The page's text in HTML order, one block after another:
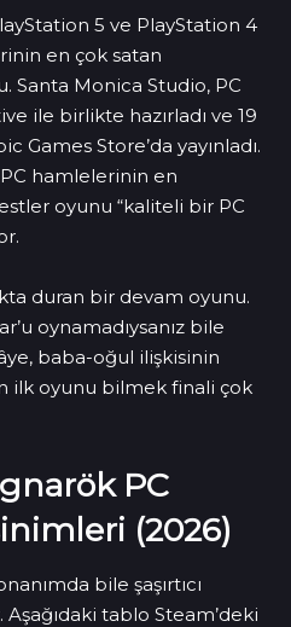
5 ve PlayStation 4
en çok satan
Santa Monica Studio, PC
ile birlikte hazırladı ve 19
Games Store’da yayınladı.
hamlelerinin en
oyunu “kaliteli bir PC
duran bir devam oyunu.
oynamadıysanız bile
baba-oğul ilişkisinin
ilk oyunu bilmek finali çok
PC
(2026)
bile şaşırtıcı
tablo Steam’deki